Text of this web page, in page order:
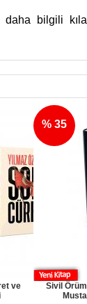
bilgili
Örümceğin
Mustafa Yıldırım